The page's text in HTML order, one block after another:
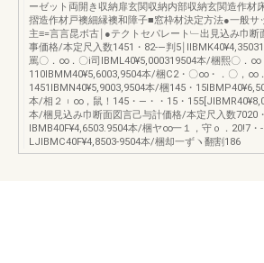
ーゼット両開き収納扉玄関収納内部収納玄関造作材
摺造作材戸襖細縁襖和障子■窓枠材決定方法●一般サ
主≡=言言昆ボ古￨●テクトセパレート﹂出見込み巾断
事価格/本定尺入数1451・82-―判5￨
罵〇．∞．〇i司IBML40¥5,000319504本/梱熙〇．∞
110IBMM40¥5,6003,9504本/梱C2・〇∞・．〇，∞
1451IBMN40¥5,9003,9504本/梱145・
本/相２︲∞，鼠！145・―・・15・
本/梱見込み巾断面図言己与計価格/本定尺入数7020・
IBMB40F¥4,6503.9504本/梱ヤ∞一１，守ｏ．20!7・
LJIBMC40F¥4,8503‐9504本/梱却一ずヽ翻割186